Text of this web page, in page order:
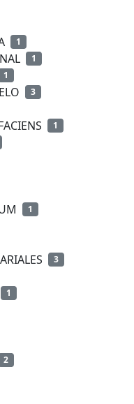
1
1
1
3
1
1
3
1
2